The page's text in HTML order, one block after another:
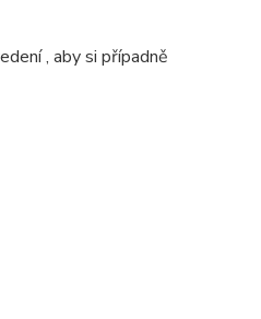
, aby si případně